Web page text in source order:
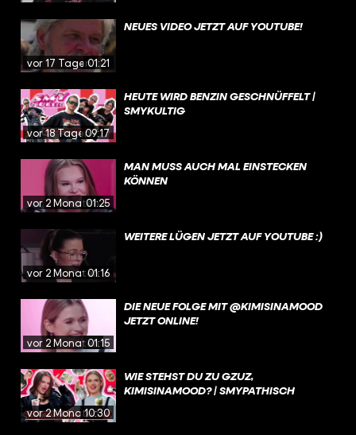
vor 17 Tagen01:21
NEUES VIDEO JETZT AUF YOUTUBE!
vor 18 Tagen09:17
HEUTE WIRD BENZIN GESCHNÜFFELT |
SMYKULTIG
vor 2 Monaten01:25
MAN MUSS AUCH MAL EINSTECKEN
KÖNNEN
vor 2 Monaten01:16
WEITERE LÜGEN JETZT AUF YOUTUBE :)
vor 2 Monaten01:15
DIE NEUE FOLGE MIT @KIMISINAMOOD
JETZT ONLINE!
vor 2 Monaten
10:30
WIE STEHST DU ZU GZUZ,
KIMISINAMOOD? | SMYPATHISCH